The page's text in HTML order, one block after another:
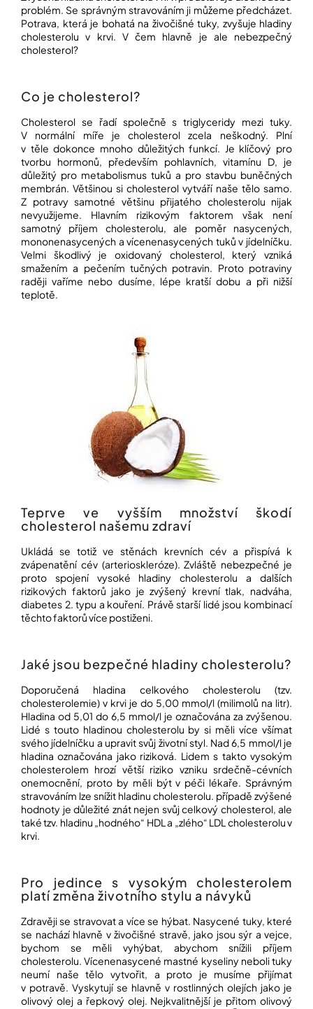
POZNEJTE
&
ZAŽIJTE,
CO
DĚJE
VAŠE
SLOVA,
NAŠE
INSPIRACE
ZÁBAVA,
KTERÁ
POSÍLÍ
PAMĚŤ
KONCENTRACI
BAZAR
REPASOVANÉ
POMŮCKY
problém. Se správným stravováním ji můžeme předcházet.
Potrava, která je bohatá na živočišné tuky, zvyšuje hladiny
cholesterolu v krvi. V čem hlavně je ale nebezpečný
cholesterol?
Co je cholesterol?
Cholesterol se řadí společně s triglyceridy mezi tuky.
V normální míře je cholesterol zcela neškodný. Plní
v těle dokonce mnoho důležitých funkcí. Je klíčový pro
tvorbu hormonů, především pohlavních, vitamínu D, je
důležitý pro metabolismus tuků a pro stavbu buněčných
membrán. Většinou si cholesterol vytváří naše tělo samo.
Z potravy samotné většinu přijatého cholesterolu nijak
nevyužijeme. Hlavním rizikovým faktorem však není
samotný příjem cholesterolu, ale poměr nasycených,
mononenasycených a vícenenasycených tuků v jídelníčku.
Velmi škodlivý je oxidovaný cholesterol, který vzniká
smažením a pečením tučných potravin. Proto potraviny
raději vaříme nebo dusíme, lépe kratší dobu a při nižší
teplotě.
Teprve ve vyšším množství škodí
cholesterol našemu zdraví
Ukládá se totiž ve stěnách krevních cév a přispívá k
zvápenatění cév (arterioskleróze). Zvláště nebezpečné je
proto spojení vysoké hladiny cholesterolu a dalších
rizikových faktorů jako je zvýšený krevní tlak, nadváha,
diabetes 2. typu a kouření. Právě starší lidé jsou kombinací
těchto faktorů více postiženi.
Jaké jsou bezpečné hladiny cholesterolu?
Doporučená hladina celkového cholesterolu (tzv.
cholesterolemie) v krvi je do 5,00 mmol/l (milimolů na litr).
Hladina od 5,01 do 6,5 mmol/l je označována za zvýšenou.
Lidé s touto hladinou cholesterolu by si měli více všímat
svého jídelníčku a upravit svůj životní styl. Nad 6,5 mmol/l je
hladina označována jako riziková. Lidem s takto vysokým
cholesterolem hrozí větší riziko vzniku srdečně-cévních
onemocnění, proto by měli být v péči lékaře. Správným
stravováním lze snížit hladinu cholesterolu. případě zvýšené
hodnoty je důležité znát nejen svůj celkový cholesterol, ale
také tzv. hladinu „hodného“ HDL a „zlého“ LDL cholesterolu v
krvi.
Pro jedince s vysokým cholesterolem
platí změna životního stylu a návyků
Zdravěji se stravovat a více se hýbat. Nasycené tuky, které
se nachází hlavně v živočišné stravě, jako jsou sýr a vejce,
bychom se měli vyhýbat, abychom snížili příjem
cholesterolu. Vícenenasycené mastné kyseliny neboli tuky
neumí naše tělo vytvořit, a proto je musíme přijímat
v potravě. Vyskytují se hlavně v rostlinných olejích jako je
olivový olej a řepkový olej. Nejkvalitnější je přitom olivový
?
HLEDAT
D
o
p
o
u
č
u
e
m